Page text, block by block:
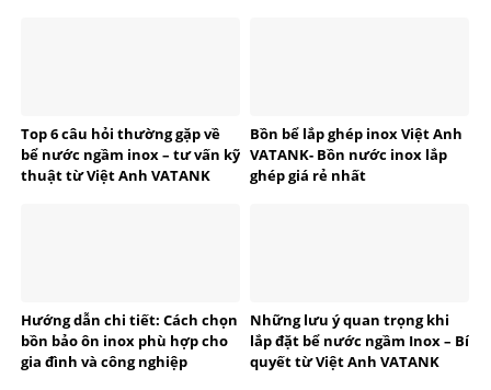
Top 6 câu hỏi thường gặp về
bể nước ngầm inox – tư vấn kỹ
thuật từ Việt Anh VATANK
Bồn bể lắp ghép inox Việt Anh
VATANK- Bồn nước inox lắp
ghép giá rẻ nhất
Hướng dẫn chi tiết: Cách chọn
bồn bảo ôn inox phù hợp cho
gia đình và công nghiệp
Những lưu ý quan trọng khi
lắp đặt bể nước ngầm Inox – Bí
quyết từ Việt Anh VATANK